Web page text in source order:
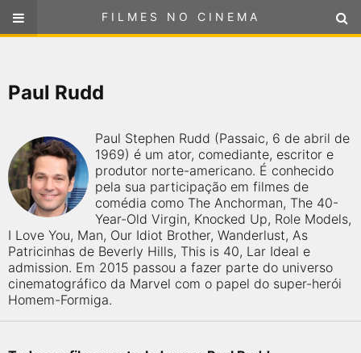
FILMES NO CINEMA
ou
Paul Rudd
Paul Stephen Rudd (Passaic, 6 de abril de
1969) é um ator, comediante, escritor e
produtor norte-americano. É conhecido
pela sua participação em filmes de
comédia como The Anchorman, The 40-
Year-Old Virgin, Knocked Up, Role Models,
I Love You, Man, Our Idiot Brother, Wanderlust, As
Patricinhas de Beverly Hills, This is 40, Lar Ideal e
admission. Em 2015 passou a fazer parte do universo
cinematográfico da Marvel com o papel do super-herói
Homem-Formiga.
FILMES NO CINEMA
PRÓXIMOS LANÇAMENTOS
GÊNEROS
NOTÍCIAS
PÁGINA INICIAL
FilmesNoCinema.com.bré o maior localizador de filmes e
encontrar os filmes no cinema mais próximos a você ou a